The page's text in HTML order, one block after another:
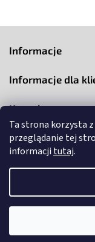
Ta strona korzysta
przeglądanie tej
informacji tutaj.
Informacje
Informacje dla
Kontakt